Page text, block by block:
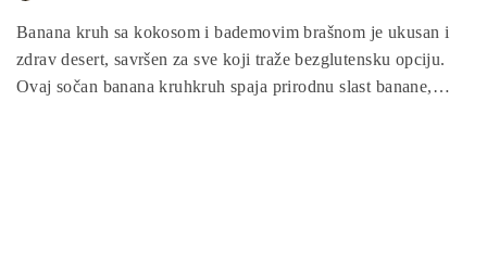
Banana kruh sa kokosom i bademovim brašnom je ukusan i
zdrav desert, savršen za sve koji traže bezglutensku opciju.
Ovaj sočan banana kruhkruh spaja prirodnu slast banane,